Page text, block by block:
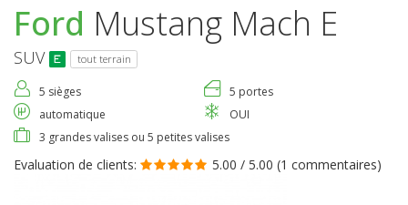
Ford Mustang Mach E
SUV tout terrain
5 sièges
5 portes
automatique
OUI
3 grandes valises ou 5 petites valises
Evaluation de clients: 5.00 / 5.00 (1 commentaires)